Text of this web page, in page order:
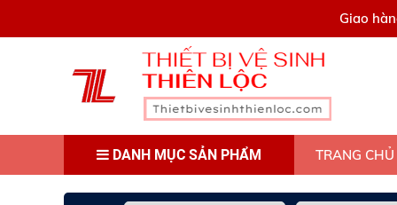
Giao
DANH MỤC SẢN PHẨM TRANG CHỦ